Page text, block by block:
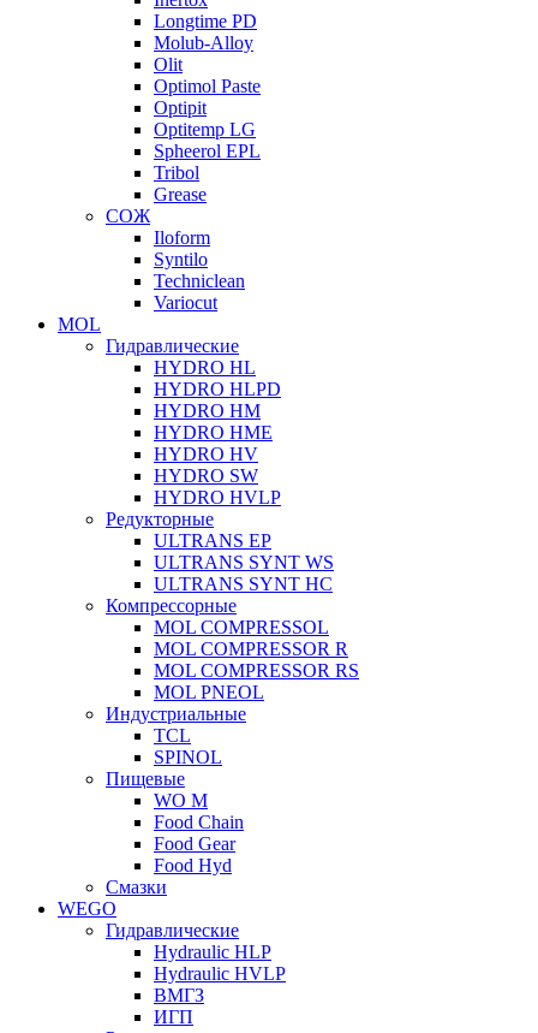
Longtime PD
Molub-Alloy
Olit
Optimol Paste
Optipit
Optitemp LG
Spheerol EPL
Tribol
Grease
СОЖ
Iloform
Syntilo
Techniclean
Variocut
MOL
Гидравлические
HYDRO HL
HYDRO HLPD
HYDRO HM
HYDRO HME
HYDRO HV
HYDRO SW
HYDRO HVLP
Редукторные
ULTRANS EP
ULTRANS SYNT WS
ULTRANS SYNT HC
Компрессорные
MOL COMPRESSOL
MOL COMPRESSOR R
MOL COMPRESSOR RS
MOL PNEOL
Индустриальные
TCL
SPINOL
Пищевые
WO M
Food Chain
Food Gear
Food Hyd
Смазки
WEGO
Гидравлические
Hydraulic HLP
Hydraulic HVLP
ВМГЗ
ИГП